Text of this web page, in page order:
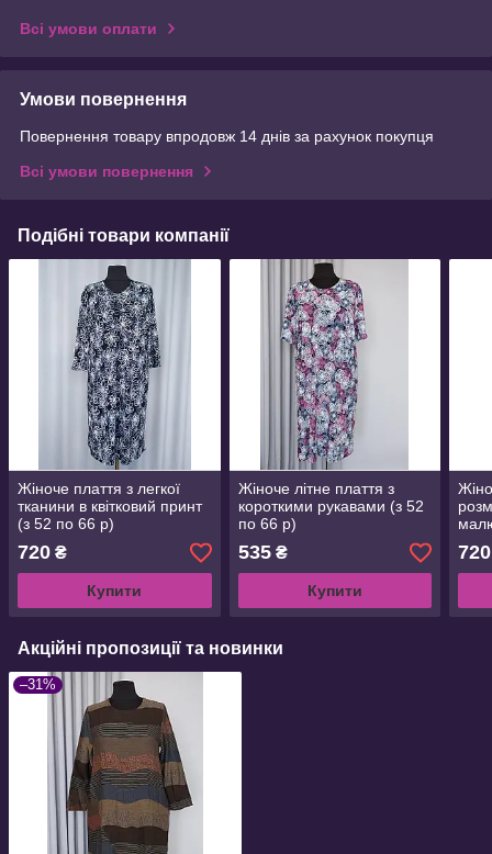
Всі умови оплати
Умови повернення
Повернення товару впродовж 14 днів за рахунок покупця
Всі умови повернення
Подібні товари компанії
Жіноче плаття з легкої
тканини в квітковий принт
(з 52 по 66 р)
720 ₴
Купити
Жіноче літне плаття з
короткими рукавами (з 52
по 66 р)
535₴
Купити
720
Акційні пропозиції та новинки
–31%